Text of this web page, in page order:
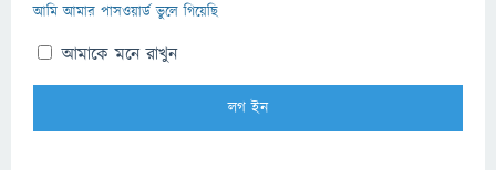
আমি আমার পাসওয়ার্ড ভুলে গিয়েছি
আমাকে মনে রাখুন